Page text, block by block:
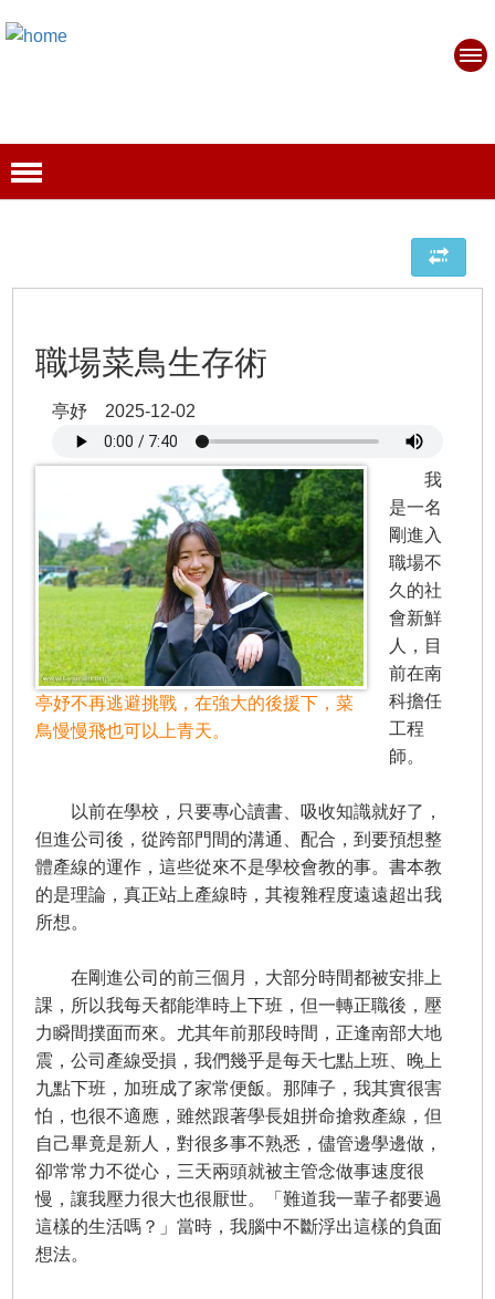
職場菜鳥生存術
亭妤 2025-12-02
亭妤不再逃避挑戰，在強大的後援下，菜
鳥慢慢飛也可以上青天。
我
是一名
剛進入
職場不
久的社
會新鮮
人，目
前在南
科擔任
工程
師。
以前在學校，只要專心讀書、吸收知識就好了，
但進公司後，從跨部門間的溝通、配合，到要預想整
體產線的運作，這些從來不是學校會教的事。書本教
的是理論，真正站上產線時，其複雜程度遠遠超出我
所想。
在剛進公司的前三個月，大部分時間都被安排上
課，所以我每天都能準時上下班，但一轉正職後，壓
力瞬間撲面而來。尤其年前那段時間，正逢南部大地
震，公司產線受損，我們幾乎是每天七點上班、晚上
九點下班，加班成了家常便飯。那陣子，我其實很害
怕，也很不適應，雖然跟著學長姐拼命搶救產線，但
自己畢竟是新人，對很多事不熟悉，儘管邊學邊做，
卻常常力不從心，三天兩頭就被主管念做事速度很
慢，讓我壓力很大也很厭世。「難道我一輩子都要過
這樣的生活嗎？」當時，我腦中不斷浮出這樣的負面
想法。